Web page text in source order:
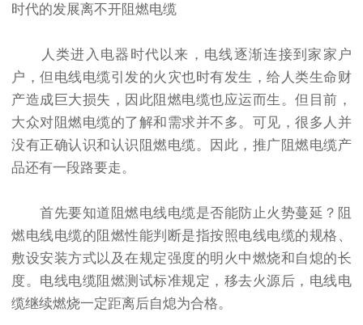
时代的发展离不开阻燃电缆
人类进入电器时代以来，电线逐渐连接到家家户
户，但电线电缆引发的火灾也时有发生，给人类生命财
产造成巨大损失，因此阻燃电缆也应运而生。但目前，
大众对阻燃电缆的了解和需求并不多。可见，很多人并
没有正确认识和认识阻燃电缆。因此，推广阻燃电缆产
品还有一段路要走。
首先要知道阻燃电线电缆是否能防止火势蔓延？阻
燃电线电缆的阻燃性能判断是指按照电线电缆的规格、
敷设安装方式以及在规定强度的明火中燃烧和自熄的长
度。电线电缆阻燃测试标准规定，移去火源后，电线电
缆继续燃烧一定距离后自熄为合格。